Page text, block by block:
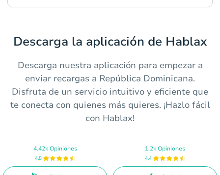
Descarga la aplicación de Hablax
Descarga nuestra aplicación para empezar a
enviar recargas a República Dominicana.
Disfruta de un servicio intuitivo y eficiente que
te conecta con quienes más quieres. ¡Hazlo fácil
con Hablax!
4.42k Opiniones
4.8
1.2k Opiniones
4.4